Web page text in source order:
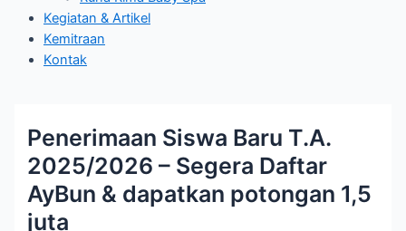
Kegiatan & Artikel
Kemitraan
Kontak
Penerimaan Siswa Baru T.A.
2025/2026 – Segera Daftar
AyBun & dapatkan potongan 1,5
juta